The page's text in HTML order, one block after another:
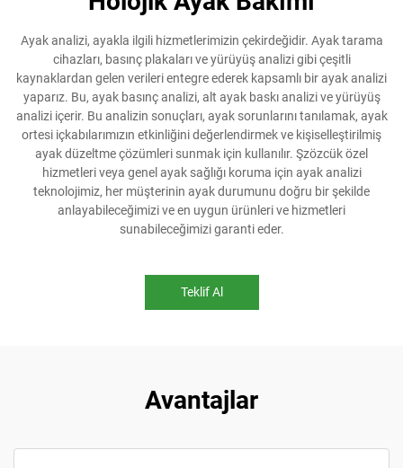
Ayak analizi, ayakla ilgili hizmetlerimizin çekirdeğidir. Ayak tarama
cihazları, basınç plakaları ve yürüyüş analizi gibi çeşitli
kaynaklardan gelen verileri entegre ederek kapsamlı bir ayak analizi
yaparız. Bu, ayak basınç analizi, alt ayak baskı analizi ve yürüyüş
analizi içerir. Bu analizin sonuçları, ayak sorunlarını tanılamak, ayak
ortesi içkabılarımızın etkinliğini değerlendirmek ve kişiselleştirilmiş
ayak düzeltme çözümleri sunmak için kullanılır. Şzözcük özel
hizmetleri veya genel ayak sağlığı koruma için ayak analizi
teknolojimiz, her müşterinin ayak durumunu doğru bir şekilde
anlayabileceğimizi ve en uygun ürünleri ve hizmetleri
sunabileceğimizi garanti eder.
Teklif Al
Avantajlar